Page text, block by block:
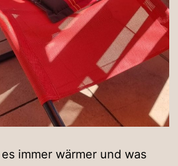
immer wärmer und was